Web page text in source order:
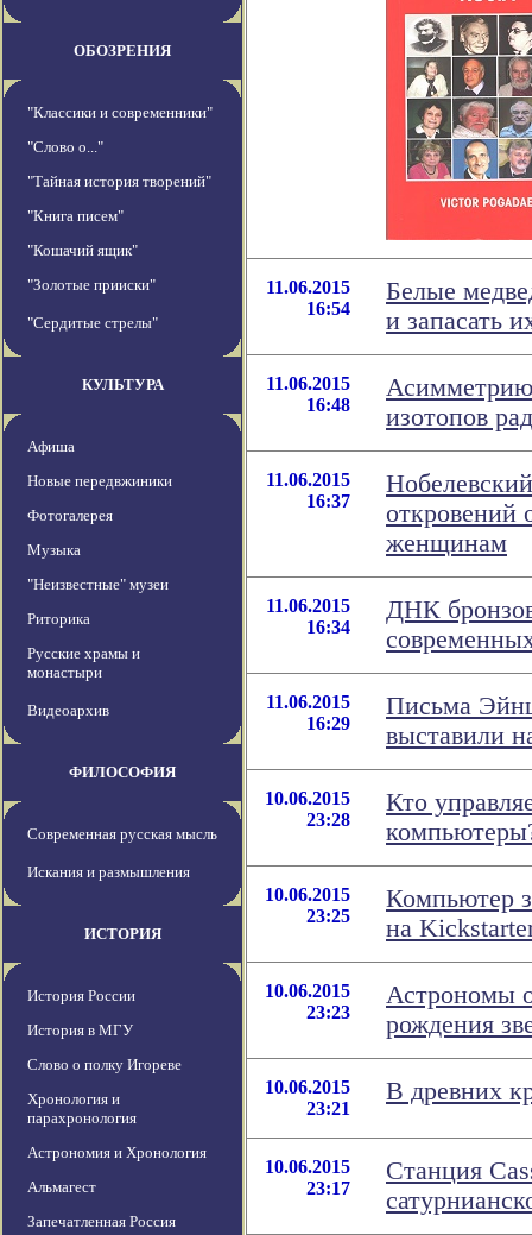
ОБОЗРЕНИЯ
"Классики и современники"
"Слово о..."
"Тайная история творений"
"Книга писем"
"Кошачий ящик"
"Золотые прииски"
"Сердитые стрелы"
КУЛЬТУРА
Афиша
Новые передвжиники
Фотогалерея
Музыка
"Неизвестные" музеи
Риторика
Русские храмы и
монастыри
Видеоархив
ФИЛОСОФИЯ
Современная русская мысль
Искания и размышления
ИСТОРИЯ
История России
История в МГУ
Слово о полку Игореве
Хронология и
парахронология
Астрономия и Хронология
Альмагест
Запечатленная Россия
11.06.2015
16:54
Белые
и запасать
11.06.2015
16:48
изотопов
11.06.2015
16:37
откровений
женщинам
11.06.2015
16:34
ДНК
11.06.2015
16:29
Письма
выставили
10.06.2015
23:28
Кто
10.06.2015
23:25
Компьютер
на
10.06.2015
23:23
Астрономы
рождения
10.06.2015
23:21
В древних
10.06.2015
23:17
Станция